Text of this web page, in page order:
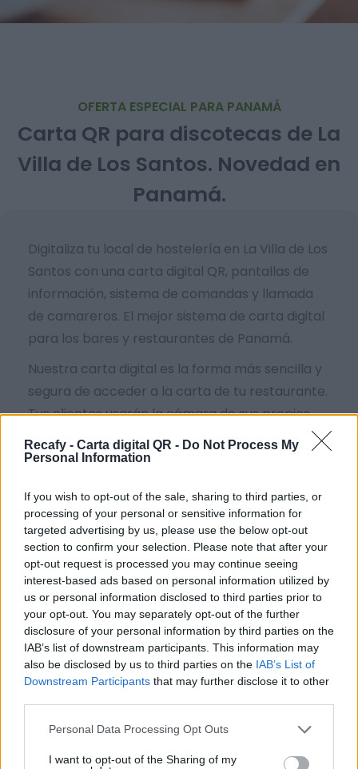
Recafy - Carta digital QR - Do Not Process My
Personal Information
If you wish to opt-out of the sale, sharing to third parties, or
processing of your personal or sensitive information for
targeted advertising by us, please use the below opt-out
section to confirm your selection. Please note that after your
opt-out request is processed you may continue seeing
interest-based ads based on personal information utilized by
us or personal information disclosed to third parties prior to
your opt-out. You may separately opt-out of the further
disclosure of your personal information by third parties on the
IAB’s list of downstream participants. This information may
also be disclosed by us to third parties on the IAB’s List of
Downstream Participants that may further disclose it to other
Please note that this website/app uses one or more Google
not limited to your visit or usage behaviour. You may click to
Personal Data Processing Opt Outs
I want to opt-out of the Sharing of my
OFERTA ESPECIAL PARA PANAMÁ
Carta QR para discotecas de La
Villa de Los Santos. Novedad en
Panamá.
Digitaliza tu local de hostelería en La Villa de Los
Santos con una carta digital QR, pantallas de
información, sistema de comandas y llamada
de camareros. El mejor sistema de carta digital
para los bares y restaurantes de Panamá.
Nuestra carta digital es la forma más sencilla y
segura de acceder a la carta de tu restaurante.
Tus clientes usarán la cámara de sus propios
smartphones para leer un simple código QR sin
necesidad de instalar ninguna aplicación.
Hacemos accesible la digitalización de la
hostelería sin importar el tamaño del negocio. Si
necesitas ayuda o no tienes tiempo, podemos
digitalizar la carta por ti.
Por eso hemos diseñado un sistema capaz de
ayudar a tu negocio a adaptarse a las
circunstancias actuales que nuestro país está
viviendo. Contamos con una carta de servicios
que pueden ayudarte a aminorar las cargas de
puedas ofrecer a tus clientes la seguridad y el